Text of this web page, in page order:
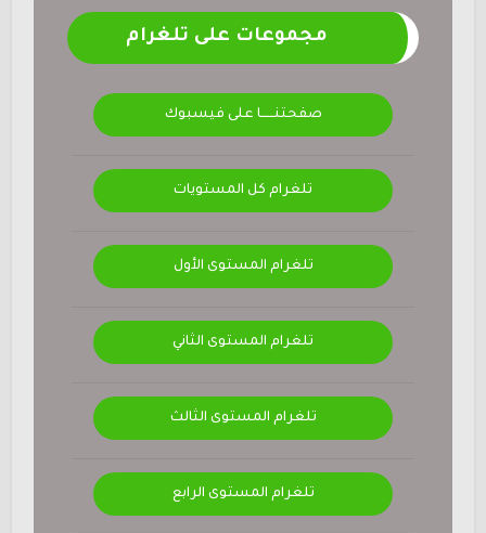
مجموعات على تلغرام
صفحتنــــــا على فيسبوك
تلغرام كل المستويات
تلغرام المستوى الأول
تلغرام المستوى الثاني
تلغرام المستوى الثالث
تلغرام المستوى الرابع